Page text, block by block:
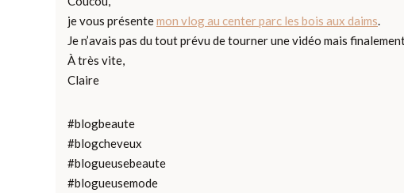
je vous présentemon vlog au center parc les bois aux daims.
Je n’avais pas du tout prévu de tourner une vidéo mais
À très vite,
Claire
#blogbeaute
#blogcheveux
#blogueusebeaute
#blogueusemode